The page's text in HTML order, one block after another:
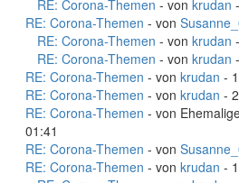
RE: Corona-Themen - von krudan
RE: Corona-Themen - von
RE: Corona-Themen - von krudan
RE: Corona-Themen - von krudan
RE: Corona-Themen - von krudan -
RE: Corona-Themen - von krudan -
RE: Corona-Themen - von
01:41
RE: Corona-Themen - von
RE: Corona-Themen - von krudan -